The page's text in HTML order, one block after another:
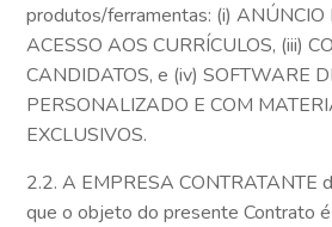
produtos/ferramentas: (i) ANÚNCIO
ACESSO AOS CURRÍCULOS, (iii)
CANDIDATOS, e (iv) SOFTWARE
PERSONALIZADO E COM
EXCLUSIVOS.
2.2. A EMPRESA CONTRATANTE
que o objeto do presente Contrato